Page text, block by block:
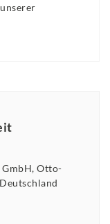
Otto-
Deutschland